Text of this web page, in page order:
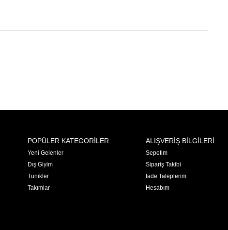
POPÜLER KATEGORİLER
Yeni Gelenler
Dış Giyim
Tunikler
Takımlar
ALIŞVERİŞ BİLGİLERİ
Sepetim
Sipariş Takibi
İade Taleplerim
Hesabım